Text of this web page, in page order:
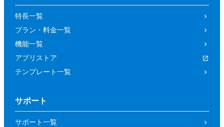
特長一覧
プラン・料金一覧
機能一覧
アプリストア
テンプレート一覧
サポート
サポート一覧